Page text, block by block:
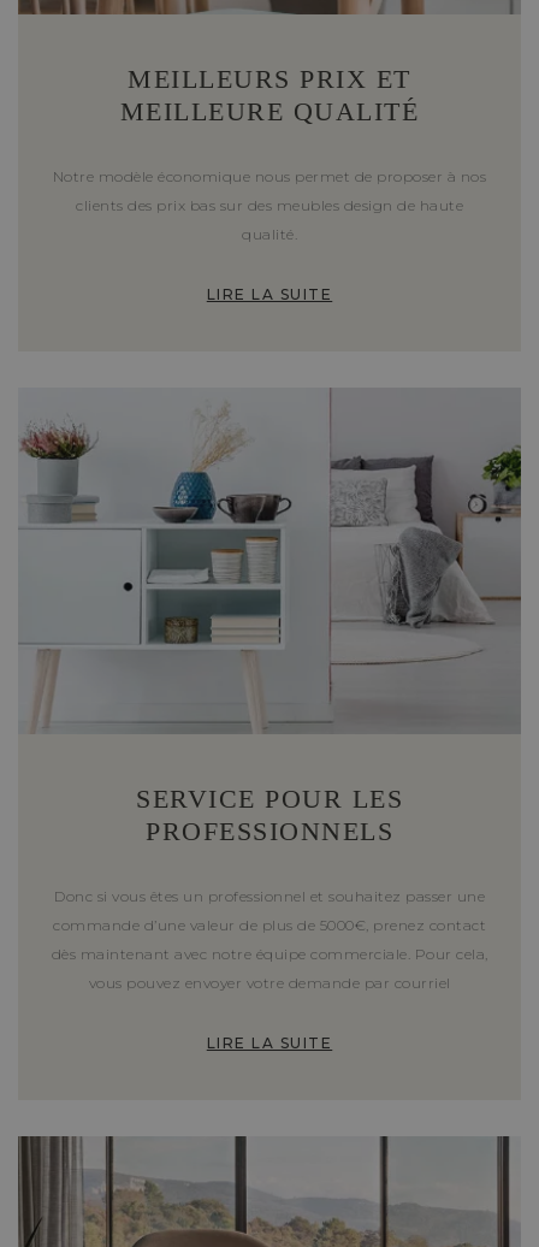
MEILLEURS PRIX ET
MEILLEURE QUALITÉ
Notre modèle économique nous permet de proposer à nos
clients des prix bas sur des meubles design de haute
qualité.
LIRE LA SUITE
SERVICE POUR LES
PROFESSIONNELS
Donc si vous êtes un professionnel et souhaitez passer une
commande d’une valeur de plus de 5000€, prenez contact
dès maintenant avec notre équipe commerciale. Pour cela,
vous pouvez envoyer votre demande par courriel
LIRE LA SUITE